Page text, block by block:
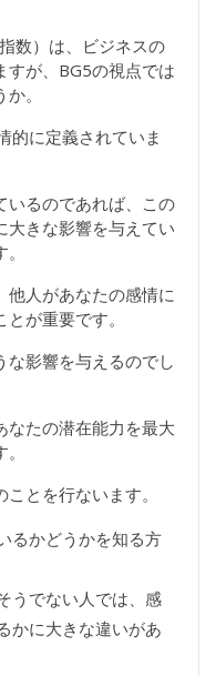
数）は、ビジネスの
すが、BG5の視点では
。
的に定義されていま
いるのであれば、この
大きな影響を与えてい
他人があなたの感情に
が重要です。
な影響を与えるのでし
なたの潜在能力を最大
とを行ないます。
るかどうかを知る方
うでない人では、感
かに大きな違いがあ